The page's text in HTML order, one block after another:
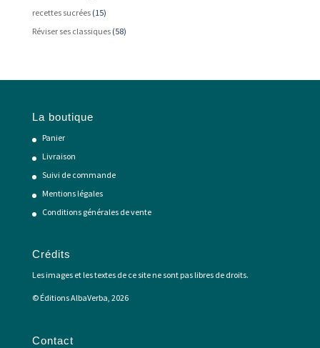
recettes sucrées(15)
Réviser ses classiques(58)
La boutique
Panier
Livraison
Suivi de commande
Mentions légales
Conditions générales de vente
Crédits
Les images et les textes de ce site ne sont pas libres de droits.
© Éditions AlbaVerba, 2026
Contact